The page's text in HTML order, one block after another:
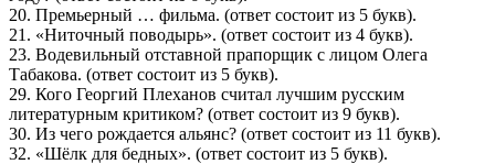
20. Премьерный … фильма. (ответ состоит из 5 букв).
21. «Ниточный поводырь». (ответ состоит из 4 букв).
23. Водевильный отставной прапорщик с лицом Олега
Табакова. (ответ состоит из 5 букв).
29. Кого Георгий Плеханов считал лучшим русским
литературным критиком? (ответ состоит из 9 букв).
30. Из чего рождается альянс? (ответ состоит из 11 букв).
32. «Шёлк для бедных». (ответ состоит из 5 букв).